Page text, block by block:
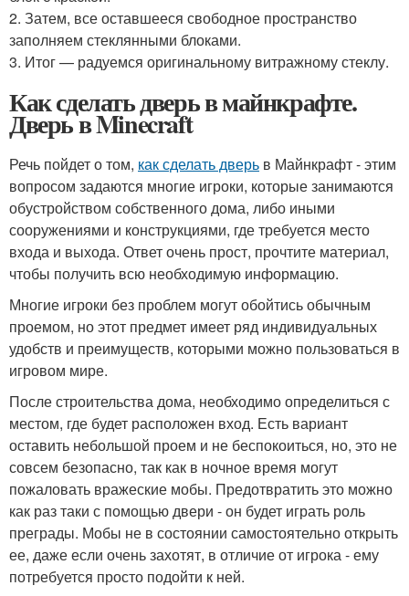
2. Затем, все оставшееся свободное пространство
заполняем стеклянными блоками.
3. Итог — радуемся оригинальному витражному стеклу.
Как сделать дверь в майнкрафте.
Дверь в Minecraft
Речь пойдет о том, как сделать дверь в Майнкрафт - этим
вопросом задаются многие игроки, которые занимаются
обустройством собственного дома, либо иными
сооружениями и конструкциями, где требуется место
входа и выхода. Ответ очень прост, прочтите материал,
чтобы получить всю необходимую информацию.
Многие игроки без проблем могут обойтись обычным
проемом, но этот предмет имеет ряд индивидуальных
удобств и преимуществ, которыми можно пользоваться в
игровом мире.
После строительства дома, необходимо определиться с
местом, где будет расположен вход. Есть вариант
оставить небольшой проем и не беспокоиться, но, это не
совсем безопасно, так как в ночное время могут
пожаловать вражеские мобы. Предотвратить это можно
как раз таки с помощью двери - он будет играть роль
преграды. Мобы не в состоянии самостоятельно открыть
ее, даже если очень захотят, в отличие от игрока - ему
потребуется просто подойти к ней.